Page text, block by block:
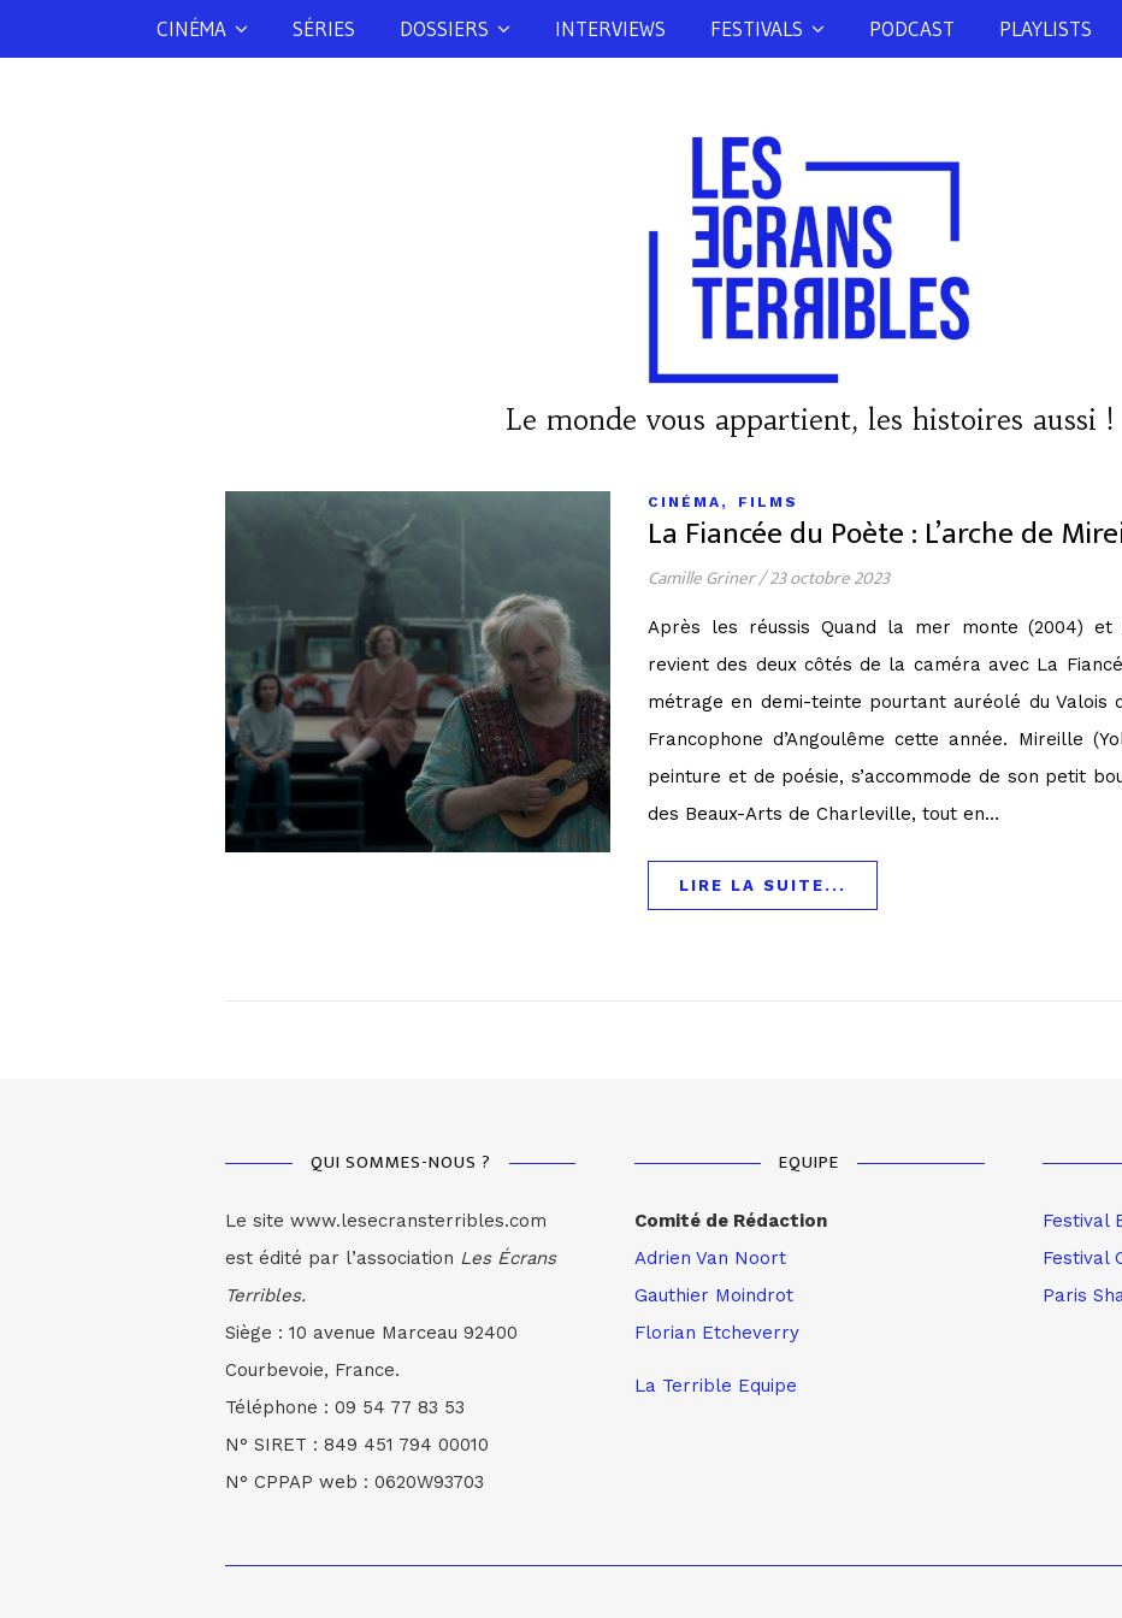
CINÉMA SÉRIES DOSSIERS INTERVIEWS FESTIVALS PODCAST PLAYLISTS
Le monde vous appartient, les histoires aussi !
CINÉMA , FILMS
La Fiancée du Poète : L’arche de
Camille Griner/23 octobre 2023
Après les réussis Quand la mer monte (2004) et
revient des deux côtés de la caméra avec La
métrage en demi-teinte pourtant auréolé du Valois
Francophone d’Angoulême cette année. Mireille
peinture et de poésie, s’accommode de son petit
des Beaux-Arts de Charleville, tout en…
LIRE LA SUITE...
QUI SOMMES-NOUS ?
Le site www.lesecransterribles.com
est édité par l’association Les Écrans
Terribles.
Siège : 10 avenue Marceau 92400
Courbevoie, France.
Téléphone : 09 54 77 83 53
N° SIRET : 849 451 794 00010
N° CPPAP web : 0620W93703
EQUIPE
Comité de Rédaction
Adrien Van Noort
Gauthier Moindrot
Florian Etcheverry
La Terrible Equipe
Festival
Festival
Paris